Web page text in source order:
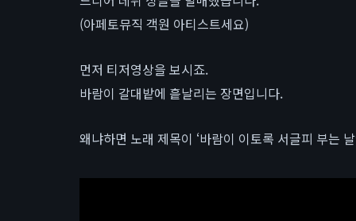
(아페토뮤직 객원 아티스트세요)
먼저 티저영상을 보시죠.
바람이 갈대밭에 흩날리는 장면입니다.
왜냐하면 노래 제목이 ‘바람이 이토록 서글피 부는